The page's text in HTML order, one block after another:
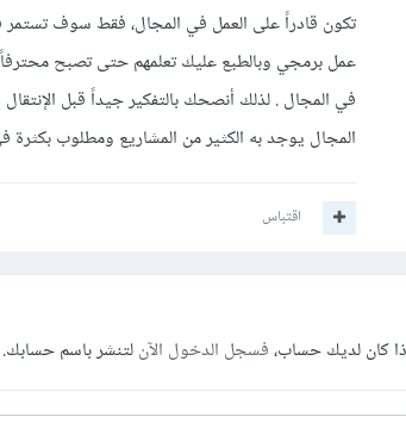
تكون قادراً على العمل في المجال، فقط سوف تستمر
عمل برمجي وبالطبع عليك تعلمهم حتى تصبح
في المجال . لذلك أنصحك بالتفكير جيداً قبل
المجال يوجد به الكثير من المشاريع ومطلوب
اقتباس
كان لديك حساب،فسجل الدخول الآنلتنشر باسم حسابك.